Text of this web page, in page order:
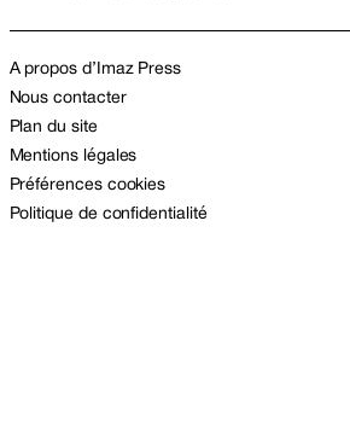
A propos d’Imaz Press
Nous contacter
Plan du site
Mentions légales
Préférences cookies
Politique de confidentialité